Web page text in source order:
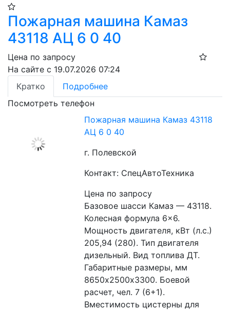
Пожарная машина Камаз
43118 АЦ 6 0 40
Цена по запросу
На сайте с 19.07.2026 07:24
Кратко
Подробнее
Посмотреть телефон
Пожарная машина Камаз 43118
АЦ 6 0 40
г. Полевской
Контакт: СпецАвтоТехника
Цена по запросу
Базовое шасси Камаз — 43118.
Колесная формула 6×6.
Мощность двигателя, кВт (л.с.)
205,94 (280). Тип двигателя
дизельный. Вид топлива ДТ.
Габаритные размеры, мм
8650х2500х3300. Боевой
расчет, чел. 7 (6+1).
Вместимость цистерны для